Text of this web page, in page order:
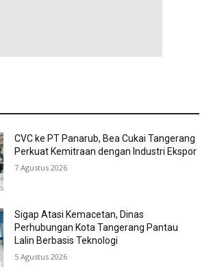
CVC ke PT Panarub, Bea Cukai Tangerang
Perkuat Kemitraan dengan Industri Ekspor
7 Agustus 2026
Sigap Atasi Kemacetan, Dinas
Perhubungan Kota Tangerang Pantau
Lalin Berbasis Teknologi
5 Agustus 2026